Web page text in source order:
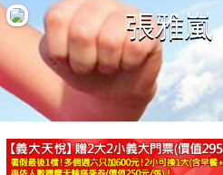
最新留言
商家合作
推薦景點
張雅嵐